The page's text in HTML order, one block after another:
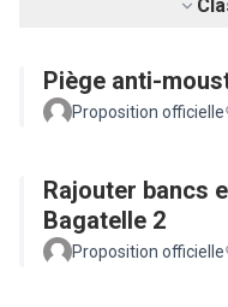
Piège anti-
Proposition officielle
Rajouter bancs
Bagatelle 2
Proposition officielle